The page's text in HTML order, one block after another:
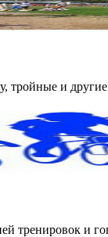
тройные и
тренировок и